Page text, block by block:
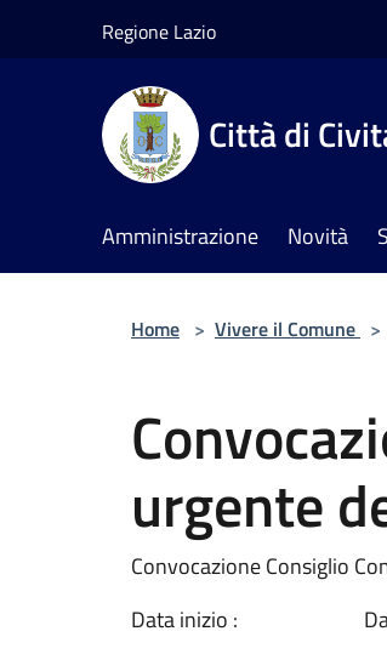
Regione Lazio
Città di
Amministrazione Novità
Home > Vivere il Comune >
urgente
Convocazione Consiglio
Data inizio :